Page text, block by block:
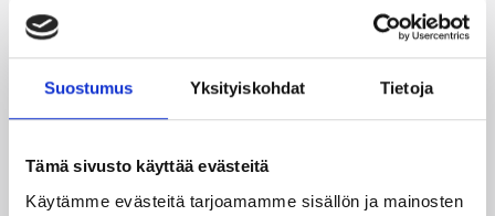
Suostumus Yksityiskohdat Tietoja
Tämä sivusto käyttää evästeitä
Käytämme evästeitä tarjoamamme sisällön ja mainosten
Kategoriat
EM-karsinnat
Maajoukkue